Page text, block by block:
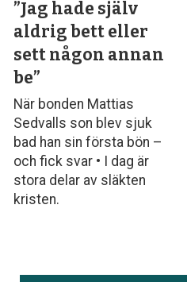
”Jag hade själv
aldrig bett eller
sett någon annan
be”
När bonden Mattias
Sedvalls son blev sjuk
bad han sin första bön –
och fick svar • I dag är
stora delar av släkten
kristen.